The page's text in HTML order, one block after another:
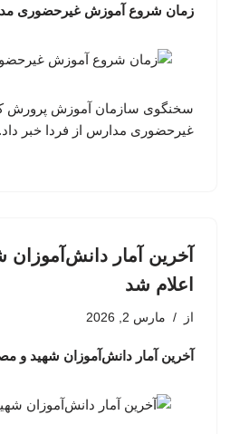
زمان شروع آموزش غیرحضوری
سخنگوی سازمان آموزش پرورش
غیرحضوری مدارس از فردا خبر داد.
آخرین آمار
اعلام شد
از مارس 2, 2026
آخرین آمار دانش‌آموزان شهید و